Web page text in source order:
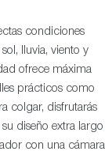
condiciones
lluvia, viento y
ofrece máxima
prácticos como
colgar, disfrutarás
diseño extra largo
con una cámara